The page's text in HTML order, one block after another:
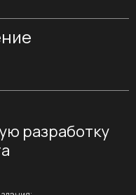
разработку